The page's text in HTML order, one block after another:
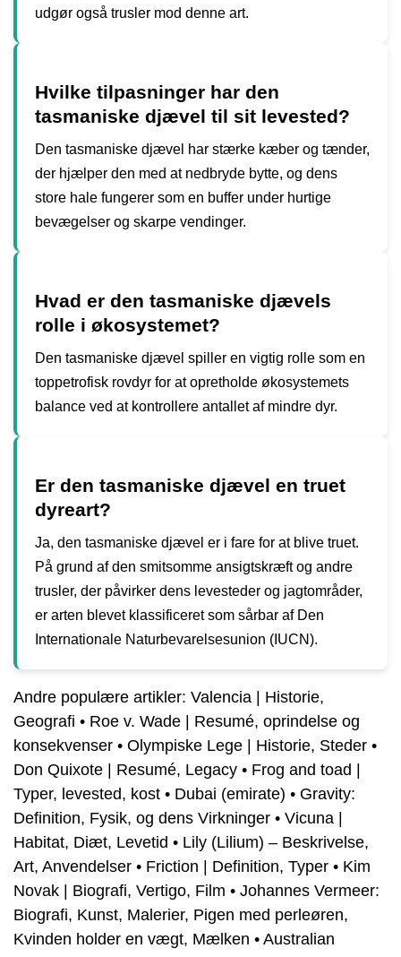
udgør også trusler mod denne art.
Hvilke tilpasninger har den
tasmaniske djævel til sit levested?
Den tasmaniske djævel har stærke kæber og tænder,
der hjælper den med at nedbryde bytte, og dens
store hale fungerer som en buffer under hurtige
bevægelser og skarpe vendinger.
Hvad er den tasmaniske djævels
rolle i økosystemet?
Den tasmaniske djævel spiller en vigtig rolle som en
toppetrofisk rovdyr for at opretholde økosystemets
balance ved at kontrollere antallet af mindre dyr.
Er den tasmaniske djævel en truet
dyreart?
Ja, den tasmaniske djævel er i fare for at blive truet.
På grund af den smitsomme ansigtskræft og andre
trusler, der påvirker dens levesteder og jagtområder,
er arten blevet klassificeret som sårbar af Den
Internationale Naturbevarelsesunion (IUCN).
Andre populære artikler: Valencia | Historie,
Geografi • Roe v. Wade | Resumé, oprindelse og
konsekvenser • Olympiske Lege | Historie, Steder •
Don Quixote | Resumé, Legacy • Frog and toad |
Typer, levested, kost • Dubai (emirate) • Gravity:
Definition, Fysik, og dens Virkninger • Vicuna |
Habitat, Diæt, Levetid • Lily (Lilium) – Beskrivelse,
Art, Anvendelser • Friction | Definition, Typer • Kim
Novak | Biografi, Vertigo, Film • Johannes Vermeer:
Biografi, Kunst, Malerier, Pigen med perleøren,
Kvinden holder en vægt, Mælken • Australian